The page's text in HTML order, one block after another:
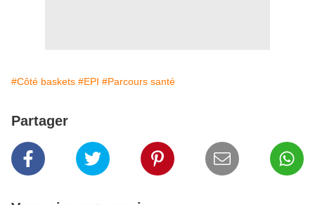
#Côté baskets #EPI #Parcours santé
Partager